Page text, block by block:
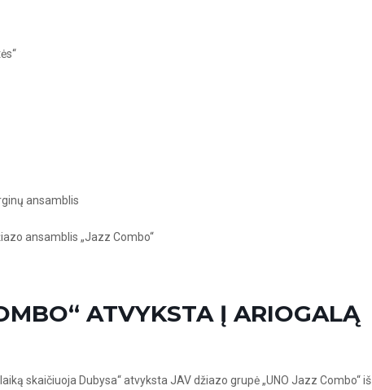
ansamblis
ansamblis „Jazz Combo“
ATVYKSTA Į ARIOGALĄ
skaičiuoja Dubysa“ atvyksta JAV džiazo grupė „UNO Jazz Combo“ iš